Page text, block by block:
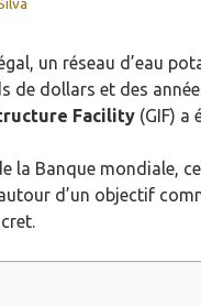
un réseau d’eau
de dollars et des
Facility (GIF) a
la Banque
d’un objectif